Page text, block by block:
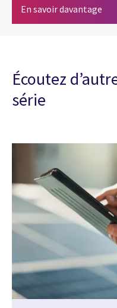
En savoir davantage
Écoutez
série